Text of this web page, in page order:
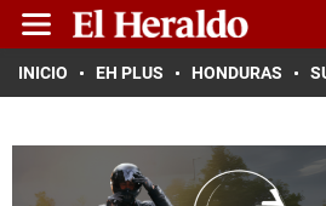
INICIO EH PLUS HONDURAS